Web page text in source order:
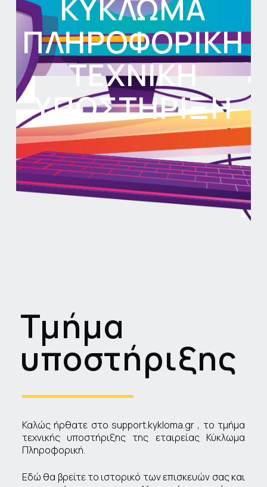
ΚΎΚΛΩΜΑ
ΠΛΗΡΟΦΟΡΙΚΉ
ΤΕΧΝΙΚΉ
ΥΠΟΣΤΉΡΙΞΗ
Τμήμα
υποστήριξης
Καλώς ήρθατε στο support.kykloma.gr , το τμήμα
τεχνικής υποστήριξης της εταιρείας Κύκλωμα
Πληροφορική.
Εδώ θα βρείτε το ιστορικό των επισκευών σας και